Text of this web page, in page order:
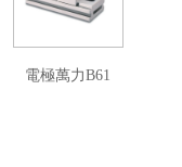
電極萬力B61